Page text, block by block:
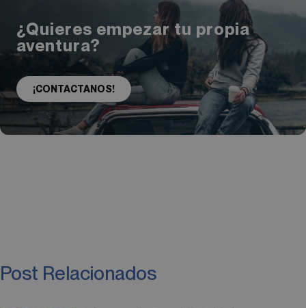
¿Quieres empezar tu propia
aventura?
¡CONTACTANOS!
Post Relacionados